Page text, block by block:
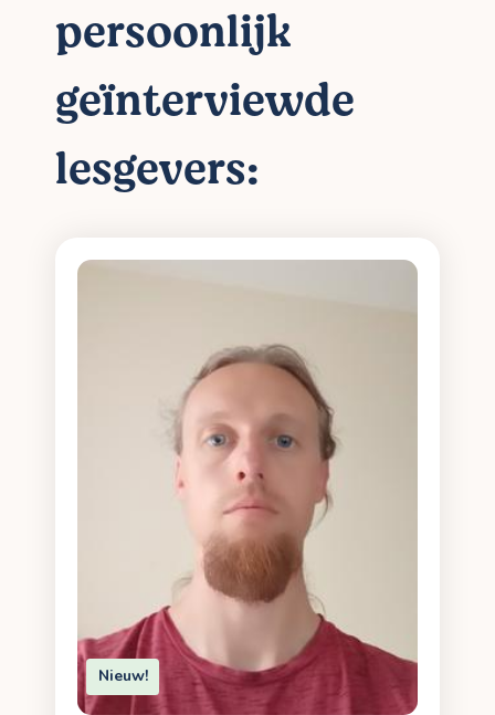
persoonlijk
geïnterviewde
lesgevers:
Nieuw!